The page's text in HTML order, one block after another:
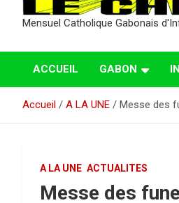
Mensuel Catholique Gabonais
ACCUEIL GABON
Accueil A LA UNE Messe des
A LA UNE ACTUALITES
Messe des